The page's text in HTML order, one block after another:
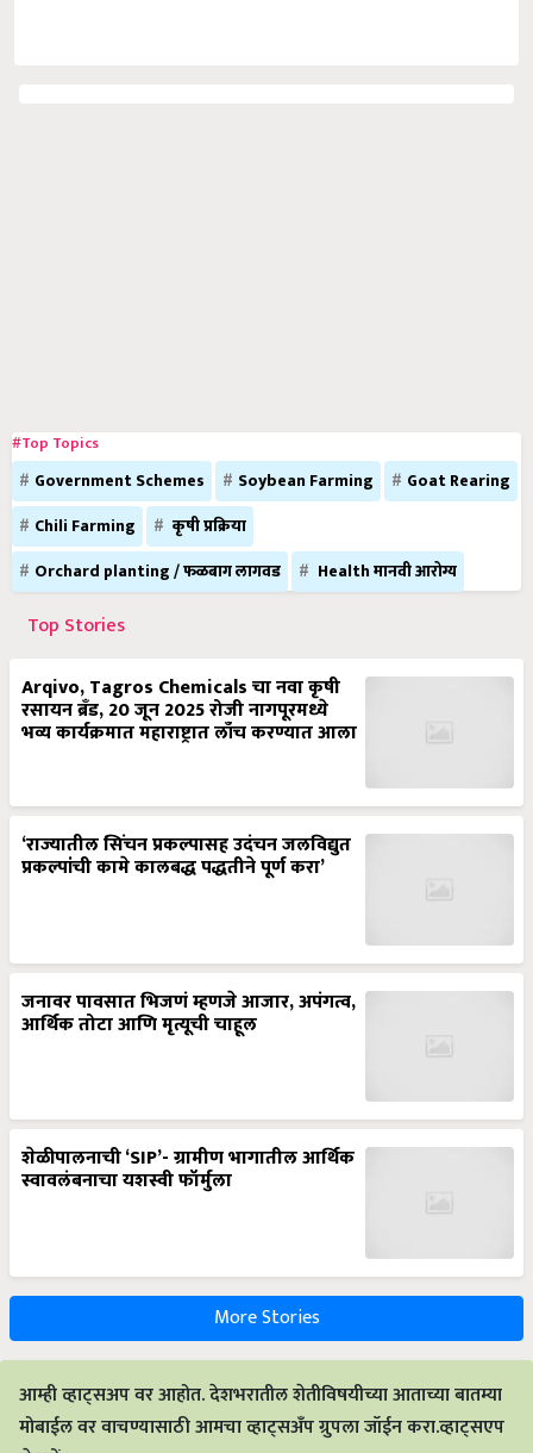
#Top Topics
Government Schemes Soybean Farming
Goat Rearing
Chili Farming
कृषी प्रक्रिया
Orchard planting / फळबाग लागवड
Health मानवी आरोग्य
Top Stories
Arqivo, Tagros Chemicals चा नवा कृषी
रसायन ब्रँड, 20 जून 2025 रोजी नागपूरमध्ये
भव्य कार्यक्रमात महाराष्ट्रात लाँच करण्यात आला
‘राज्यातील सिंचन प्रकल्पासह उदंचन जलविद्युत
प्रकल्पांची कामे कालबद्ध पद्धतीने पूर्ण करा’
जनावर पावसात भिजणं म्हणजे आजार, अपंगत्व,
आर्थिक तोटा आणि मृत्यूची चाहूल
शेळीपालनाची ‘SIP’- ग्रामीण भागातील आर्थिक
स्वावलंबनाचा यशस्वी फॉर्मुला
More Stories
आम्ही व्हाट्सअप वर आहोत. देशभरातील शेतीविषयीच्या आताच्या बातम्या
मोबाईल वर वाचण्यासाठी आमचा व्हाट्सअँप ग्रुपला जॉईन करा.व्हाट्सएप